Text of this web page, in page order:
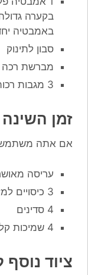
בקערה
באמבטיה
סבון לתינוק
מברשת רכה
3 מגבות רכות
זמן השינה
אם אתה משתמש
עריסה
3 כיסויים למזרן עמידים למים
4 סדינים
4 שמיכות קלות שמתאימות לעריסה
ציוד נוסף